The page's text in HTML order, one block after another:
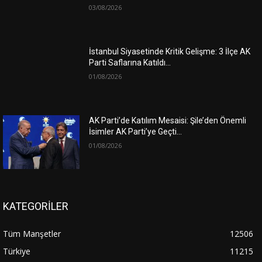
03/08/2026
İstanbul Siyasetinde Kritik Gelişme: 3 İlçe AK
Parti Saflarına Katıldı…
01/08/2026
AK Parti’de Katılım Mesaisi: Şile’den Önemli
İsimler AK Parti’ye Geçti…
01/08/2026
KATEGORİLER
Tüm Manşetler
12506
Türkiye
11215